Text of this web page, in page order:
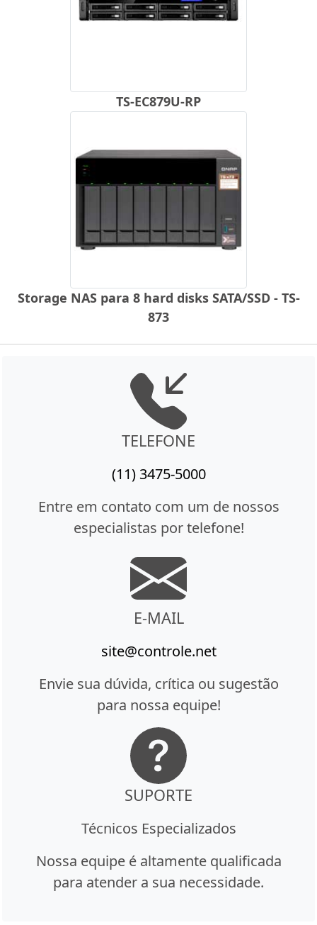
TS-EC879U-RP
Storage NAS para 8 hard disks SATA/SSD - TS-
873
TELEFONE
(11) 3475-5000
Entre em contato com um de nossos
especialistas por telefone!
E-MAIL
site@controle.net
Envie sua dúvida, crítica ou sugestão
para nossa equipe!
SUPORTE
Técnicos Especializados
Nossa equipe é altamente qualificada
para atender a sua necessidade.